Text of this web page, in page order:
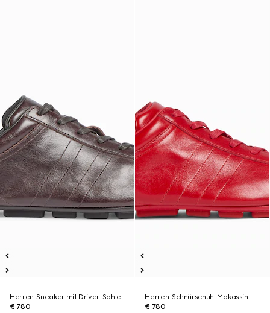
Herren-Sneaker mit Driver-Sohle
€ 780
Herren-Schnürschuh-Mokassin
€ 780